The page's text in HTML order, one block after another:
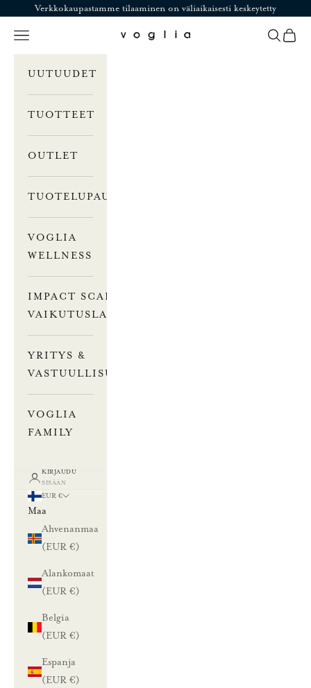
Siirry sisältöönVerkkokaupastamme tilaaminen on väliaikaisesti keskeytetty
Voglia
Valikko Haku
UUTUUDET
TUOTTEET
OUTLET
TUOTELUPAUS
VOGLIA
WELLNESS
IMPACT SCALE –
VAIKUTUSLASKURI
YRITYS &
VASTUULLISUUS
VOGLIA
FAMILY
KIRJAUDU
SISÄÄN
EUR €
Maa
Ahvenanmaa
(EUR €)
Alankomaat
(EUR €)
Belgia
(EUR €)
Espanja
(EUR €)